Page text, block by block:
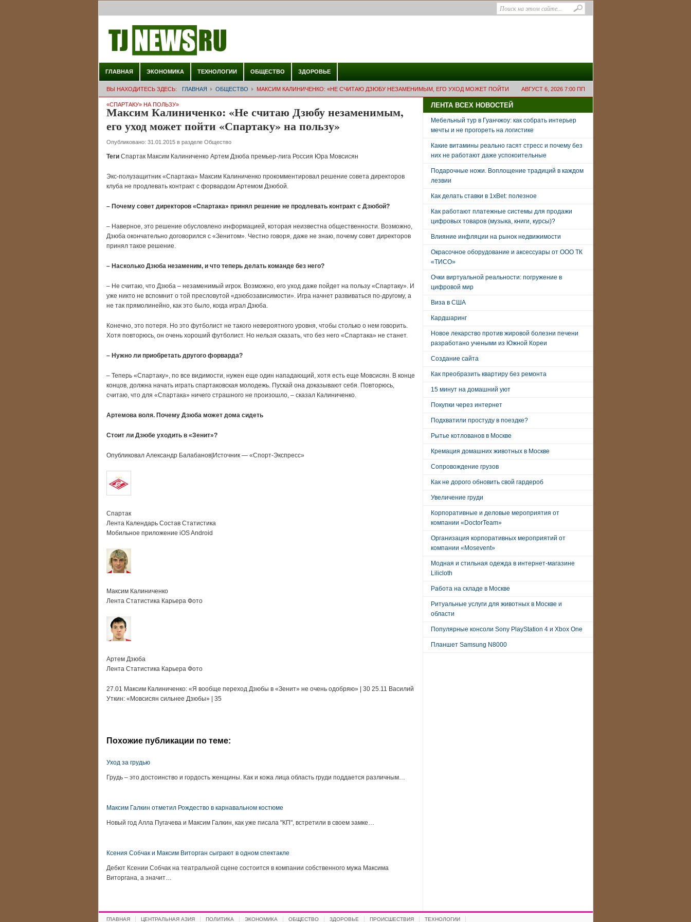
ГЛАВНАЯ ЭКОНОМИКА ТЕХНОЛОГИИ ОБЩЕСТВО ЗДОРОВЬЕ
АВГУСТ 6, 2026 7:00 ПП
ВЫ НАХОДИТЕСЬ ЗДЕСЬ: ГЛАВНАЯ ОБЩЕСТВО МАКСИМ КАЛИНИЧЕНКО: «НЕ СЧИТАЮ ДЗЮБУ НЕЗАМЕНИМЫМ, ЕГО УХОД МОЖЕТ ПОЙТИ
«СПАРТАКУ» НА ПОЛЬЗУ»
Максим Калиниченко: «Не считаю Дзюбу незаменимым,
его уход может пойти «Спартаку» на пользу»
Опубликовано: 31.01.2015 в разделе Общество
ТегиСпартак Максим Калиниченко Артем Дзюба премьер-лига Россия Юра Мовсисян
Экс-полузащитник «Спартака» Максим Калиниченко прокомментировал решение совета директоров
клуба не продлевать контракт с форвардом Артемом Дзюбой.
– Почему совет директоров «Спартака» принял решение не продлевать контракт с Дзюбой?
– Наверное, это решение обусловлено информацией, которая неизвестна общественности. Возможно,
Дзюба окончательно договорился с «Зенитом». Честно говоря, даже не знаю, почему совет директоров
принял такое решение.
– Насколько Дзюба незаменим, и что теперь делать команде без него?
– Не считаю, что Дзюба – незаменимый игрок. Возможно, его уход даже пойдет на пользу «Спартаку». И
уже никто не вспомнит о той пресловутой «дзюбозависимости». Игра начнет развиваться по-другому, а
не так прямолинейно, как это было, когда играл Дзюба.
Конечно, это потеря. Но это футболист не такого невероятного уровня, чтобы столько о нем говорить.
Хотя повторюсь, он очень хороший футболист. Но нельзя сказать, что без него «Спартака» не станет.
– Нужно ли приобретать другого форварда?
– Теперь «Спартаку», по все видимости, нужен еще один нападающий, хотя есть еще Мовсисян. В конце
концов, должна начать играть спартаковская молодежь. Пускай она доказывают себя. Повторюсь,
считаю, что для «Спартака» ничего страшного не произошло, – сказал Калиниченко.
Артемова воля. Почему Дзюба может дома сидеть
Стоит ли Дзюбе уходить в «Зенит»?
Опубликовал Александр Балабанов|Источник — «Спорт-Экспресс»
Спартак
Лента Календарь Состав Статистика
Мобильное приложение iOS Android
Максим Калиниченко
Лента Статистика Карьера Фото
Артем Дзюба
Лента Статистика Карьера Фото
27.01 Максим Калиниченко: «Я вообще переход Дзюбы в «Зенит» не очень одобряю» | 30 25.11 Василий
Уткин: «Мовсисян сильнее Дзюбы» | 35
Похожие публикации по теме:
Уход за грудью
Грудь – это достоинство и гордость женщины. Как и кожа лица область груди поддается различным…
Максим Галкин отметил Рождество в карнавальном костюме
Новый год Алла Пугачева и Максим Галкин, как уже писала "КП", встретили в своем замке…
Ксения Собчак и Максим Виторган сыграют в одном спектакле
Дебют Ксении Собчак на театральной сцене состоится в компании собственного мужа Максима
Виторгана, а значит…
ЛЕНТА ВСЕХ НОВОСТЕЙ
Мебельный тур в Гуанчжоу: как собрать интерьер
мечты и не прогореть на логистике
Какие витамины реально гасят стресс и почему без
них не работают даже успокоительные
Подарочные ножи. Воплощение традиций в каждом
лезвии
Как делать ставки в 1xBet: полезное
Как работают платежные системы для продажи
цифровых товаров (музыка, книги, курсы)?
Влияние инфляции на рынок недвижимости
Окрасочное оборудование и аксессуары от ООО ТК
«ТИСО»
Очки виртуальной реальности: погружение в
цифровой мир
Виза в США
Кардшаринг
Новое лекарство против жировой болезни печени
разработано учеными из Южной Кореи
Создание сайта
Как преобразить квартиру без ремонта
15 минут на домашний уют
Покупки через интернет
Подхватили простуду в поездке?
Рытье котлованов в Москве
Кремация домашних животных в Москве
Сопровождение грузов
Как не дорого обновить свой гардероб
Увеличение груди
Корпоративные и деловые мероприятия от
компании «DoctorTeam»
Организация корпоративных мероприятий от
компании «Mosevent»
Модная и стильная одежда в интернет-магазине
Lilicloth
Работа на складе в Москве
Ритуальные услуги для животных в Москве и
области
Популярные консоли Sony PlayStation 4 и Xbox One
Планшет Samsung N8000
ГЛАВНАЯ ЦЕНТРАЛЬНАЯ АЗИЯ ПОЛИТИКА ЭКОНОМИКА ОБЩЕСТВО ЗДОРОВЬЕ ПРОИСШЕСТВИЯ ТЕХНОЛОГИИ